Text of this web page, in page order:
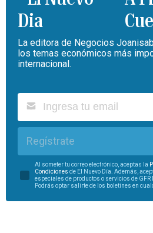
La editora de Negocios
los temas económicos más
internacional.
Regístrate
Al someter tu correo electrónico, aceptas la
Condiciones de El Nuevo Día. Además,
especiales de productos o servicios de
Podrás optar salirte de los boletines en